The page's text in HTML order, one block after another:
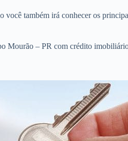
também irá conhecer os
Mourão – PR com crédito